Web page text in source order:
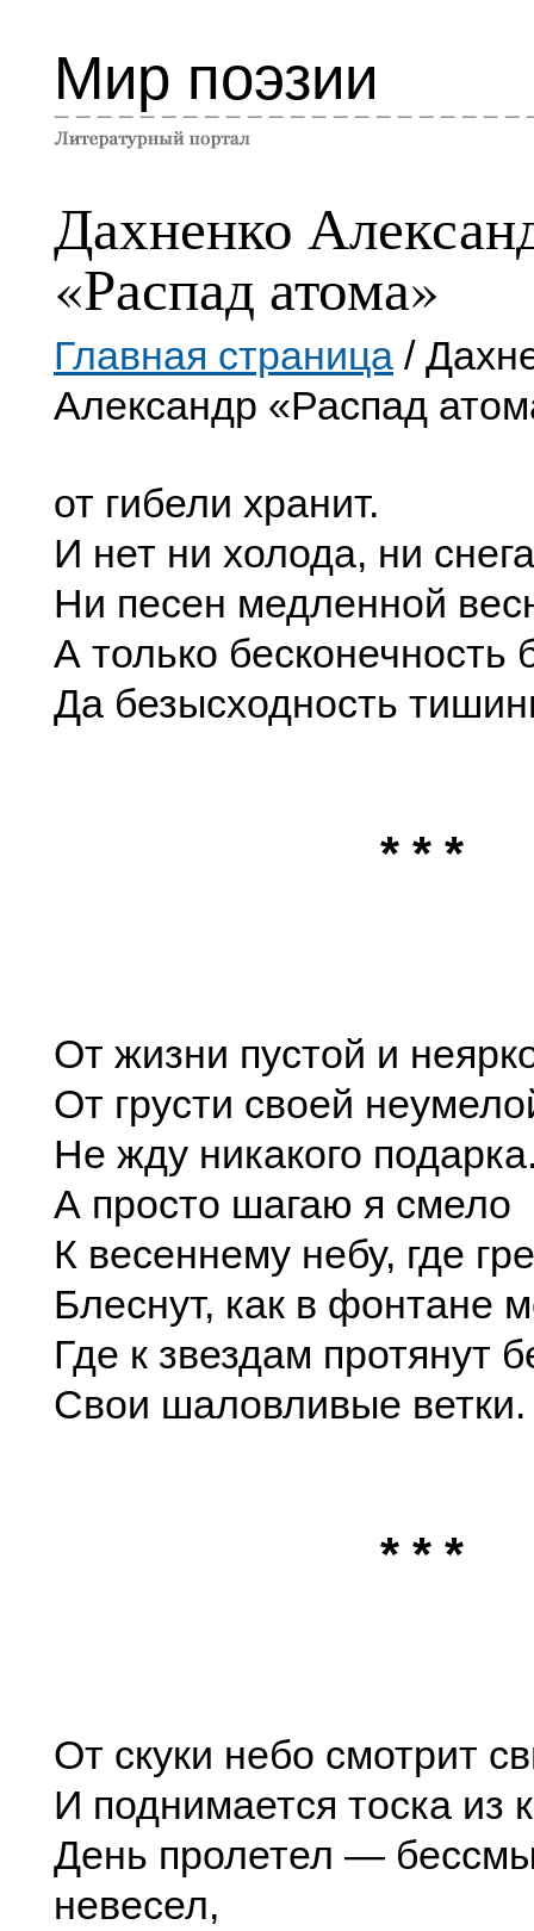
Мир поэзии
Дахненко
«Распад атома»
Главная страница /
Александр «Распад
от гибели хранит.
И нет ни холода, ни
Ни песен медленной
А только бесконечность
Да безысходность
* * *
От жизни пустой и
От грусти своей
Не жду никакого
А просто шагаю я смело
К весеннему небу, где
Блеснут, как в фонтане
Где к звездам протянут
Свои шаловливые ветки.
* * *
От скуки небо смотрит
И поднимается тоска из
День пролетел —
невесел,